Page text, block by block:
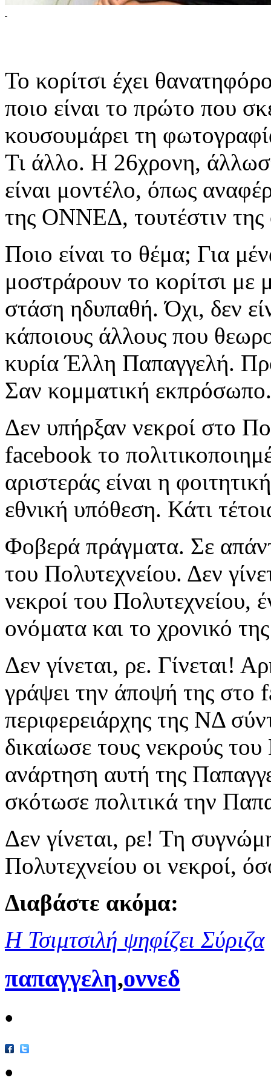
Το κορίτσι έχει
ποιο είναι το πρώτο που
κουσουμάρει τη
Τι άλλο. Η 26χρονη,
είναι μοντέλο, όπως
της ΟΝΝΕΔ, τουτέστιν
Ποιο είναι το θέμα; Για
μοστράρουν το κορίτσι με
στάση ηδυπαθή. Όχι, δεν
κάποιους άλλους που
κυρία Έλλη Παπαγγελή.
Σαν κομματική εκπρόσωπο.
Δεν υπήρξαν νεκροί στο
facebook το
αριστεράς είναι η
εθνική υπόθεση. Κάτι
Φοβερά πράγματα. Σε
του Πολυτεχνείου. Δεν
νεκροί του Πολυτεχνείου,
ονόματα και το χρονικό
Δεν γίνεται, ρε. Γίνεται!
γράψει την άποψή της στο
περιφερειάρχης της ΝΔ
δικαίωσε τους νεκρούς
ανάρτηση αυτή της
σκότωσε πολιτικά την
Δεν γίνεται, ρε! Τη
Πολυτεχνείου οι νεκροί,
Διαβάστε ακόμα:
Η Τσιμτσιλή ψηφίζει Σύριζα
παπαγγελη,οννεδ
•
•